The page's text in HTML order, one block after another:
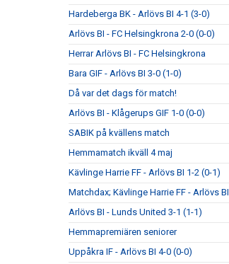
Hardeberga BK - Arlövs BI 4-1 (3-0)
Arlövs BI - FC Helsingkrona 2-0 (0-0)
Herrar Arlövs BI - FC Helsingkrona
Bara GIF - Arlövs BI 3-0 (1-0)
Då var det dags för match!
Arlövs BI - Klågerups GIF 1-0 (0-0)
SABIK på kvällens match
Hemmamatch ikväll 4 maj
Kävlinge Harrie FF - Arlövs BI 1-2 (0-1)
Matchdax; Kävlinge Harrie FF - Arlövs BI
Arlövs BI - Lunds United 3-1 (1-1)
Hemmapremiären seniorer
Uppåkra IF - Arlövs BI 4-0 (0-0)